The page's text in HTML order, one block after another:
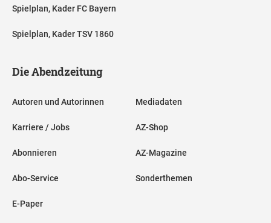
Spielplan, Kader FC Bayern
Spielplan, Kader TSV 1860
Die Abendzeitung
Autoren und Autorinnen
Karriere / Jobs
Abonnieren
Abo-Service
E-Paper
Mediadaten
AZ-Shop
AZ-Magazine
Sonderthemen